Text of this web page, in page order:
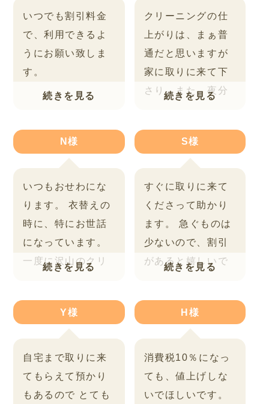
なって、新しいカ
バーを付けました
ら とてもいい感じ
になり、ゆっくり
ございました(^o^)
た。
集荷もわかり
やすく、丁寧に梱
包することが出
来、 天候不順で送
れている連絡もい
預けることができ
ました。 軽くなっ
て、ふかふかにな
った布団で、
今年
は気持ちよく寝る
ことができそうで
す。
またお願いし
たいと思いまし
ざいました。
いつでも割引料金
で、利用できるよ
うにお願い致しま
す。
クリーニングの仕
上がりは、まぁ普
通だと思いますが
家に取りに来て下
さり、また、夜分
にあわせてもって
来てくださる、こ
のシステムが大変
昼働いている者に
とっては、ありが
たいです。
N様
いつもおせわにな
ります。
衣替えの
時に、特にお世話
になっています。
一度に沢山のクリ
ので、引取りに大
変助かっていま
一家庭毎にク
リーニングして頂
けることが、気に
入っています。ま
S様
すぐに取りに来て
くださって助かり
ます。
急ぐものは
少ないので、割引
があると嬉しいで
Y様
自宅まで取りに来
てもらえて預かり
もあるので とても
H様
消費税10％になっ
ても、値上げしな
いでほしいです。